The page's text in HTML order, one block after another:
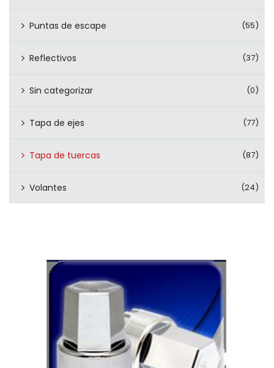
Puntas de escape (55)
Reflectivos (37)
Sin categorizar (0)
Tapa de ejes (77)
Tapa de tuercas (87)
Volantes (24)